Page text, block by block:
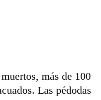
más de 100
Las pédodas